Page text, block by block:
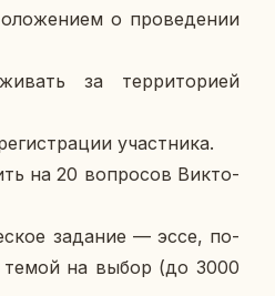
о про­ве­де­нии
за тер­ри­то­ри­ей
участ­ни­ка.
на 20 во­про­сов Вик­то­
за­да­ние — эссе, по­
на выбор (до 3000